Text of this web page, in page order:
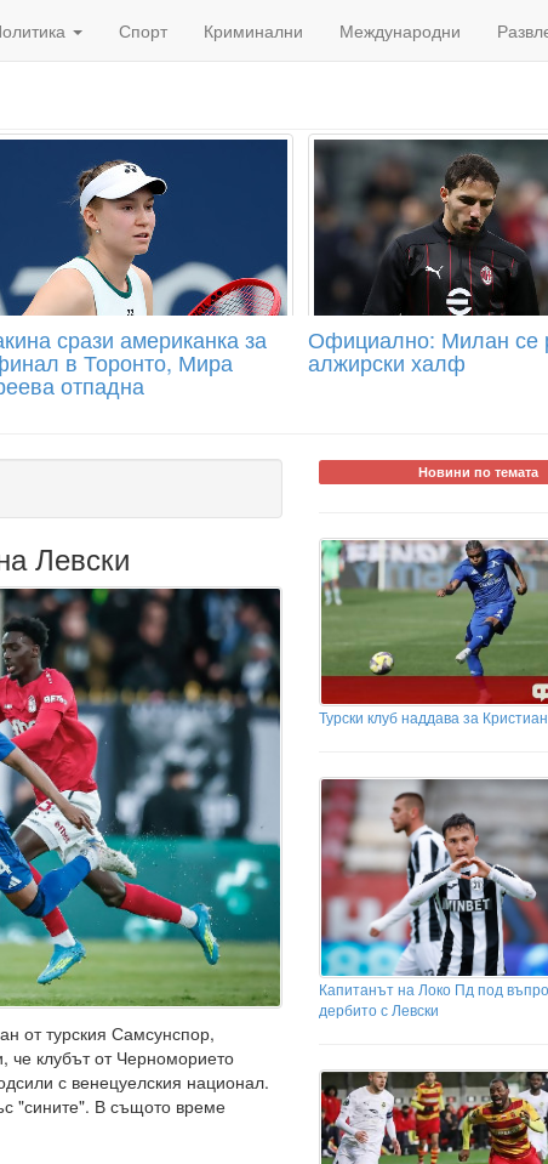
Спорт Криминални Международни
срази американка за
в Торонто, Мира
отпадна
Официално: Милан се
алжирски халф
Левски
от турския Самсунспор,
клубът от Черноморието
с венецуелския национал.
"сините". В същото време
Новини по темата
Турски клуб наддава за
Капитанът на Локо Пд под
дербито с Левски